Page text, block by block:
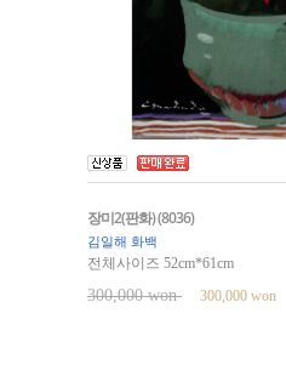
장미2(판화) (8036)
김일해 화백
전체사이즈 52cm*61cm
300,000 won 300,000 won